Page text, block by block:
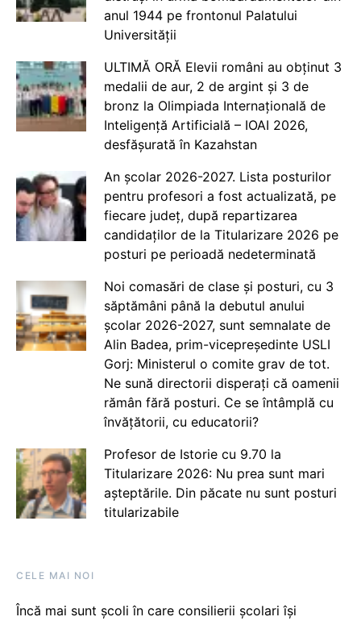
anul 1944 pe frontonul Palatului
Universității
ULTIMĂ ORĂ Elevii români au obținut 3
medalii de aur, 2 de argint și 3 de
bronz la Olimpiada Internațională de
Inteligență Artificială – IOAI 2026,
desfășurată în Kazahstan
An școlar 2026-2027. Lista posturilor
pentru profesori a fost actualizată, pe
fiecare județ, după repartizarea
candidaților de la Titularizare 2026 pe
posturi pe perioadă nedeterminată
Noi comasări de clase și posturi, cu 3
săptămâni până la debutul anului
școlar 2026-2027, sunt semnalate de
Alin Badea, prim-vicepreședinte USLI
Gorj: Ministerul o comite grav de tot.
Ne sună directorii disperați că oamenii
rămân fără posturi. Ce se întâmplă cu
învățătorii, cu educatorii?
Profesor de Istorie cu 9.70 la
Titularizare 2026: Nu prea sunt mari
așteptările. Din păcate nu sunt posturi
titularizabile
CELE MAI NOI
Încă mai sunt școli în care consilierii școlari își